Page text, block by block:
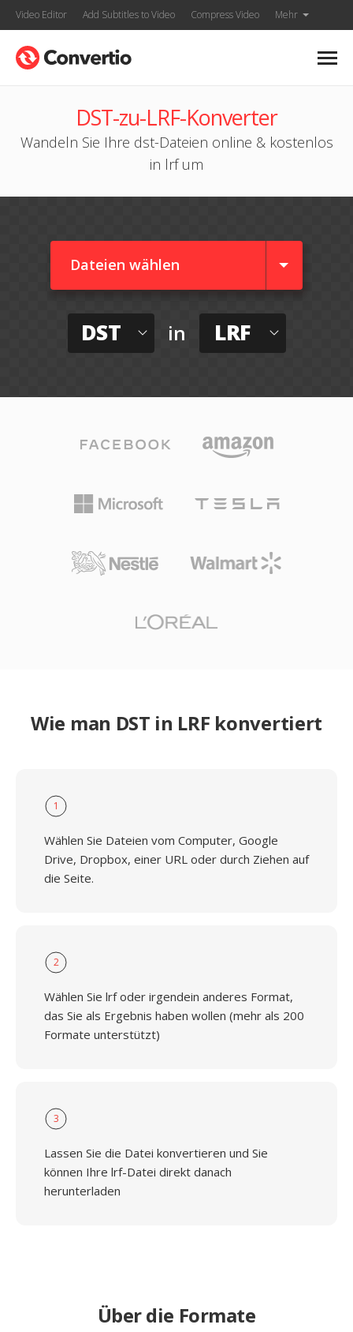
Video Editor Add Subtitles to Video Compress Video Mehr
DST-zu-LRF-Konverter
Wandeln Sie Ihre dst-Dateien online & kostenlos
in lrf um
Dateien wählen
DST in LRF
Wie man DST in LRF konvertiert
1
Wählen Sie Dateien vom Computer, Google
Drive, Dropbox, einer URL oder durch Ziehen auf
die Seite.
2
Wählen Sie lrf oder irgendein anderes Format,
das Sie als Ergebnis haben wollen (mehr als 200
Formate unterstützt)
3
Lassen Sie die Datei konvertieren und Sie
können Ihre lrf-Datei direkt danach
herunterladen
Über die Formate